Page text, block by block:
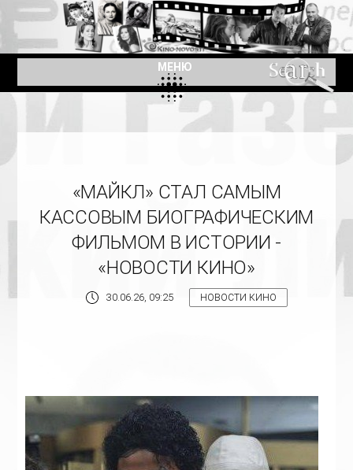
МЕНЮ
«МАЙКЛ» СТАЛ САМЫМ
КАССОВЫМ БИОГРАФИЧЕСКИМ
ФИЛЬМОМ В ИСТОРИИ -
«НОВОСТИ КИНО»
30.06.26, 09:25 НОВОСТИ КИНО